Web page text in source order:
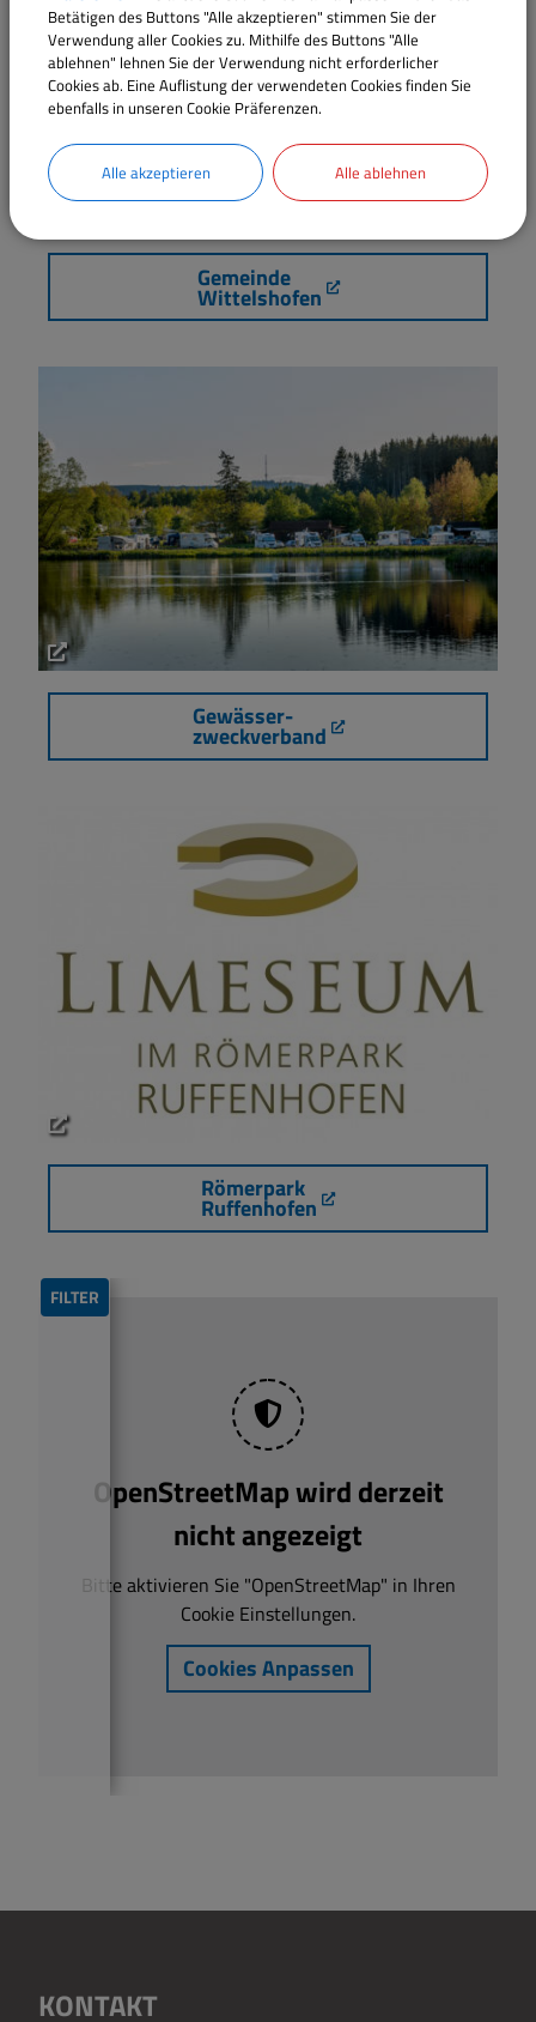
Gemeinde
Wittelshofen
Gewässer-
zweckverband
Römerpark
Ruffenhofen
FILTER
OpenStreetMap wird derzeit
nicht angezeigt
Bitte aktivieren Sie "OpenStreetMap" in Ihren
Cookie Einstellungen.
Cookies Anpassen
KONTAKT
Betätigen des Buttons "Alle akzeptieren" stimmen Sie der
Verwendung aller Cookies zu. Mithilfe des Buttons "Alle
ablehnen" lehnen Sie der Verwendung nicht erforderlicher
Cookies ab. Eine Auflistung der verwendeten Cookies finden Sie
ebenfalls in unseren Cookie Präferenzen.
Alle akzeptieren Alle ablehnen